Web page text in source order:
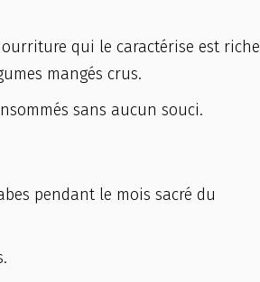
qui le caractérise est riche
mangés crus.
sans aucun souci.
pendant le mois sacré du